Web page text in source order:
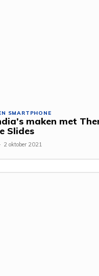
SMARTPHONE
maken met
Slides
2 oktober 2021